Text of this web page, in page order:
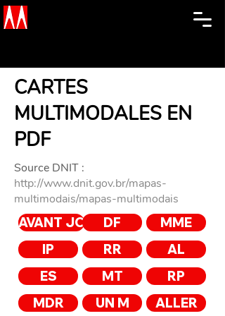
CARTES
MULTIMODALES EN
PDF
Source DNIT :
http://www.dnit.gov.br/mapas-
multimodais/mapas-multimodais
AVANT JC DF
MME
IP
RR
AL
ES
MT
RP
MDR
UN M ALLER